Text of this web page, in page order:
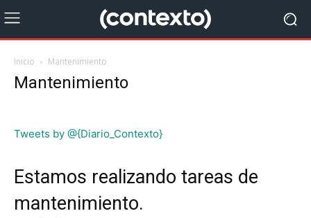
Inicio Mantenimiento
Mantenimiento
Tweets by @{Diario_Contexto}
Estamos realizando tareas de
mantenimiento.